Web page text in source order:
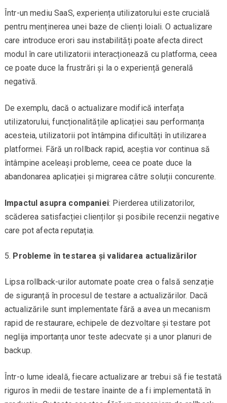
Într-un mediu SaaS, experiența utilizatorului este crucială
pentru menținerea unei baze de clienți loiali. O actualizare
care introduce erori sau instabilități poate afecta direct
modul în care utilizatorii interacționează cu platforma, ceea
ce poate duce la frustrări și la o experiență generală
negativă.
De exemplu, dacă o actualizare modifică interfața
utilizatorului, funcționalitățile aplicației sau performanța
acesteia, utilizatorii pot întâmpina dificultăți în utilizarea
platformei. Fără un rollback rapid, aceștia vor continua să
întâmpine aceleași probleme, ceea ce poate duce la
abandonarea aplicației și migrarea către soluții concurente.
Impactul asupra companiei: Pierderea utilizatorilor,
scăderea satisfacției clienților și posibile recenzii negative
care pot afecta reputația.
Probleme în testarea și validarea actualizărilor
Lipsa rollback-urilor automate poate crea o falsă senzație
de siguranță în procesul de testare a actualizărilor. Dacă
actualizările sunt implementate fără a avea un mecanism
rapid de restaurare, echipele de dezvoltare și testare pot
neglija importanța unor teste adecvate și a unor planuri de
backup.
Într-o lume ideală, fiecare actualizare ar trebui să fie testată
riguros în medii de testare înainte de a fi implementată în